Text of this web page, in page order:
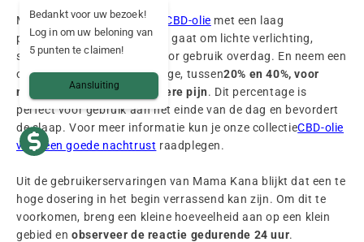
Mama raadt je aan omeen CBD-olie met een laag
percentagete kiezenals het gaat om lichte verlichting,
stress of incidentele pijn, voor gebruik overdag. En neem een
olie met een hoger percentage, tussen20% en 40%, voor
meer chronische en intensere pijn. Dit percentage is
perfect voor gebruik aan het einde van de dag en bevordert
de slaap. Voor meer informatie kun je onze collectieCBD-olie
voor een goede nachtrust raadplegen.
Uit de gebruikerservaringen van Mama Kana blijkt dat een te
hoge dosering in het begin verrassend kan zijn. Om dit te
voorkomen, breng een kleine hoeveelheid aan op een klein
gebied en observeer de reactie gedurende 24 uur.
Bedankt voor uw bezoek!
Log in om uw beloning van
5 punten te claimen!
Aansluiting